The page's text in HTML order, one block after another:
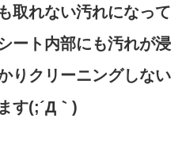
取れない汚れになって
ート内部にも汚れが浸
りクリーニングしない
す(;´Д｀)